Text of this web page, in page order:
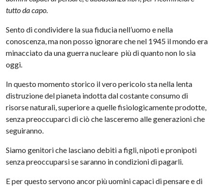
tutto da capo.
Sento di condividere la sua fiducia nell’uomo e nella
conoscenza, ma non posso ignorare che nel 1945 il mondo era
minacciato da una guerra nucleare più di quanto non lo sia
oggi.
In questo momento storico il vero pericolo sta nella lenta
distruzione del pianeta indotta dal costante consumo di
risorse naturali, superiore a quelle fisiologicamente prodotte,
senza preoccuparci di ciò che lasceremo alle generazioni che
seguiranno.
Siamo genitori che lasciano debiti a figli, nipoti e pronipoti
senza preoccuparsi se saranno in condizioni di pagarli.
E per questo servono ancor più uomini capaci di pensare e di